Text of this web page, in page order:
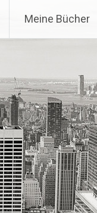
Meine Bücher